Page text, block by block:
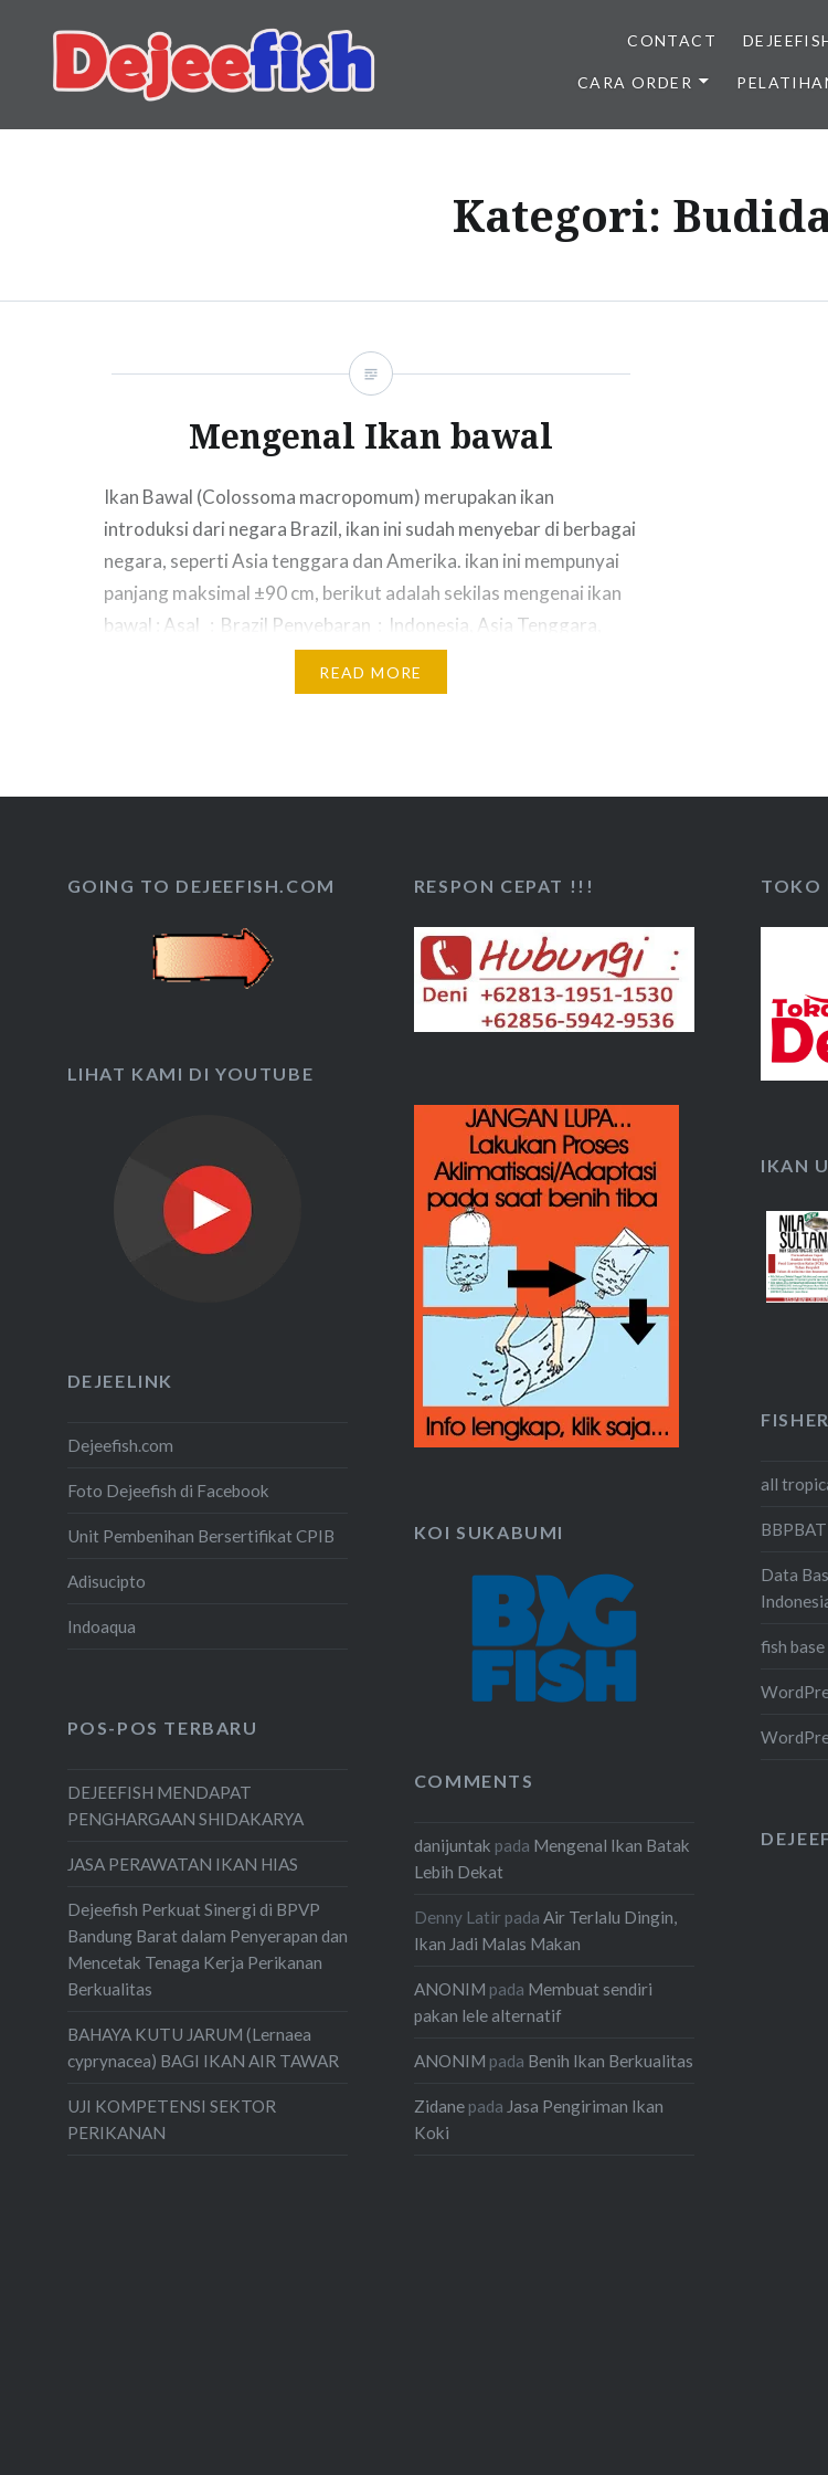
content
DEJEEFISH | PRODUSEN BENIH IKAN
CONTACT
CARA ORDER
Kategori:
Mengenal Ikan bawal
Ikan Bawal (Colossoma macropomum) merupakan ikan
introduksi dari negara Brazil, ikan ini sudah menyebar di berbagai
negara, seperti Asia tenggara dan Amerika. ikan ini mempunyai
panjang maksimal ±90 cm, berikut adalah sekilas mengenai ikan
bawal : Asal : Brazil Penyebaran : Indonesia, Asia Tenggara,
Amerika, Peru, dll Panjang maks : ±90 cm Musim mijah : …
READ MORE
GOING TO DEJEEFISH.COM RESPON CEPAT !!! TOKO
LIHAT KAMI DI YOUTUBE
IKAN
DEJEELINK
Dejeefish.com
Foto Dejeefish di Facebook
Unit Pembenihan Bersertifikat CPIB
Adisucipto
Indoaqua
all
BBPBAT
Data
fish base
KOI SUKABUMI
POS-POS TERBARU
DEJEEFISH MENDAPAT
PENGHARGAAN SHIDAKARYA
JASA PERAWATAN IKAN HIAS
Dejeefish Perkuat Sinergi di BPVP
Bandung Barat dalam Penyerapan dan
Mencetak Tenaga Kerja Perikanan
Berkualitas
BAHAYA KUTU JARUM (Lernaea
cyprynacea) BAGI IKAN AIR TAWAR
UJI KOMPETENSI SEKTOR
PERIKANAN
COMMENTS
danijuntak pada Mengenal Ikan Batak
Lebih Dekat
Denny Latir pada Air Terlalu Dingin,
Ikan Jadi Malas Makan
ANONIM pada Membuat sendiri
pakan lele alternatif
ANONIM pada Benih Ikan Berkualitas
Zidanepada Jasa Pengiriman Ikan
Koki